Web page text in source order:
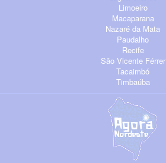
Limoeiro
Macaparana
Nazaré da Mata
Paudalho
Recife
São Vicente Férrer
Tacaimbó
Timbaúba